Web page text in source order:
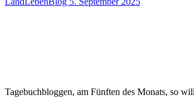
Tagebuchbloggen, am Fünften des Monats, so